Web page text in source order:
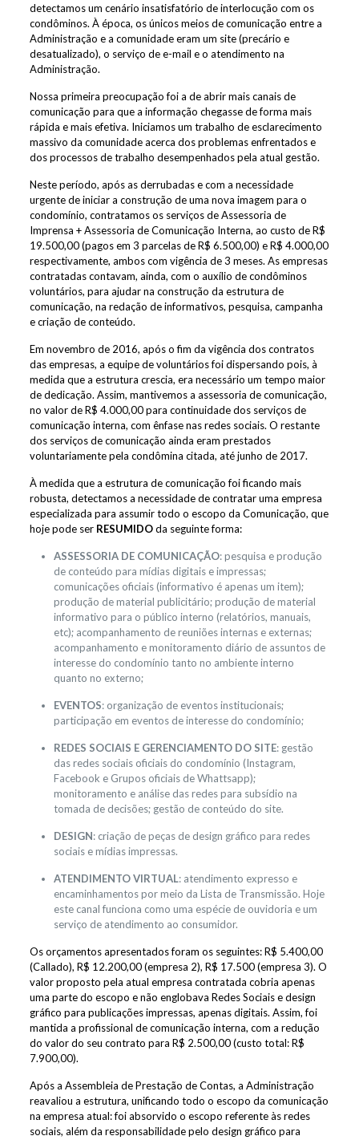
detectamos um cenário insatisfatório de interlocução com os
condôminos. À época, os únicos meios de comunicação entre a
Administração e a comunidade eram um site (precário e
desatualizado), o serviço de e-mail e o atendimento na
Administração.
Nossa primeira preocupação foi a de abrir mais canais de
comunicação para que a informação chegasse de forma mais
rápida e mais efetiva. Iniciamos um trabalho de esclarecimento
massivo da comunidade acerca dos problemas enfrentados e
dos processos de trabalho desempenhados pela atual gestão.
Neste período, após as derrubadas e com a necessidade
urgente de iniciar a construção de uma nova imagem para o
condomínio, contratamos os serviços de Assessoria de
Imprensa + Assessoria de Comunicação Interna, ao custo de R$
19.500,00 (pagos em 3 parcelas de R$ 6.500,00) e R$ 4.000,00
respectivamente, ambos com vigência de 3 meses. As empresas
contratadas contavam, ainda, com o auxílio de condôminos
voluntários, para ajudar na construção da estrutura de
comunicação, na redação de informativos, pesquisa, campanha
e criação de conteúdo.
Em novembro de 2016, após o fim da vigência dos contratos
das empresas, a equipe de voluntários foi dispersando pois, à
medida que a estrutura crescia, era necessário um tempo maior
de dedicação. Assim, mantivemos a assessoria de comunicação,
no valor de R$ 4.000,00 para continuidade dos serviços de
comunicação interna, com ênfase nas redes sociais. O restante
dos serviços de comunicação ainda eram prestados
voluntariamente pela condômina citada, até junho de 2017.
À medida que a estrutura de comunicação foi ficando mais
robusta, detectamos a necessidade de contratar uma empresa
especializada para assumir todo o escopo da Comunicação, que
hoje pode ser RESUMIDOda seguinte forma:
ASSESSORIA DE COMUNICAÇÃO: pesquisa e produção
de conteúdo para mídias digitais e impressas;
comunicações oficiais (informativo é apenas um item);
produção de material publicitário; produção de material
informativo para o público interno (relatórios, manuais,
etc); acompanhamento de reuniões internas e externas;
acompanhamento e monitoramento diário de assuntos de
interesse do condomínio tanto no ambiente interno
quanto no externo;
EVENTOS: organização de eventos institucionais;
participação em eventos de interesse do condomínio;
REDES SOCIAIS E GERENCIAMENTO DO SITE: gestão
das redes sociais oficiais do condomínio (Instagram,
Facebook e Grupos oficiais de Whattsapp);
monitoramento e análise das redes para subsídio na
tomada de decisões; gestão de conteúdo do site.
DESIGN: criação de peças de design gráfico para redes
sociais e mídias impressas.
ATENDIMENTO VIRTUAL: atendimento expresso e
encaminhamentos por meio da Lista de Transmissão. Hoje
este canal funciona como uma espécie de ouvidoria e um
serviço de atendimento ao consumidor.
Os orçamentos apresentados foram os seguintes: R$ 5.400,00
(Callado), R$ 12.200,00 (empresa 2), R$ 17.500 (empresa 3). O
valor proposto pela atual empresa contratada cobria apenas
uma parte do escopo e não englobava Redes Sociais e design
gráfico para publicações impressas, apenas digitais. Assim, foi
mantida a profissional de comunicação interna, com a redução
do valor do seu contrato para R$ 2.500,00 (custo total: R$
7.900,00).
Após a Assembleia de Prestação de Contas, a Administração
reavaliou a estrutura, unificando todo o escopo da comunicação
na empresa atual: foi absorvido o escopo referente às redes
sociais, além da responsabilidade pelo design gráfico para